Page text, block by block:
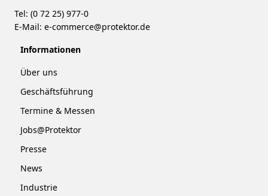
Tel: (0 72 25) 977-0
E-Mail: e-commerce@protektor.de
Informationen
Über uns
Geschäftsführung
Termine & Messen
Jobs@Protektor
Presse
News
Industrie